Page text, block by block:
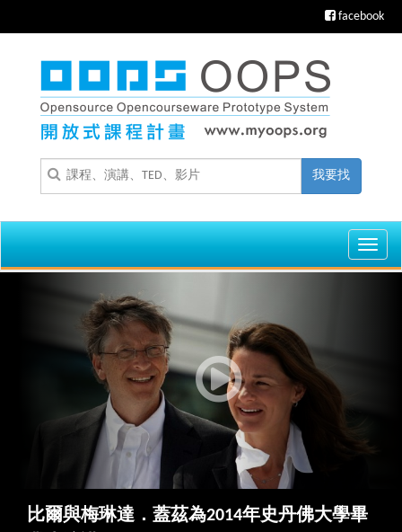
facebook
我要找
比爾與梅琳達．蓋茲為2014年史丹佛大學畢